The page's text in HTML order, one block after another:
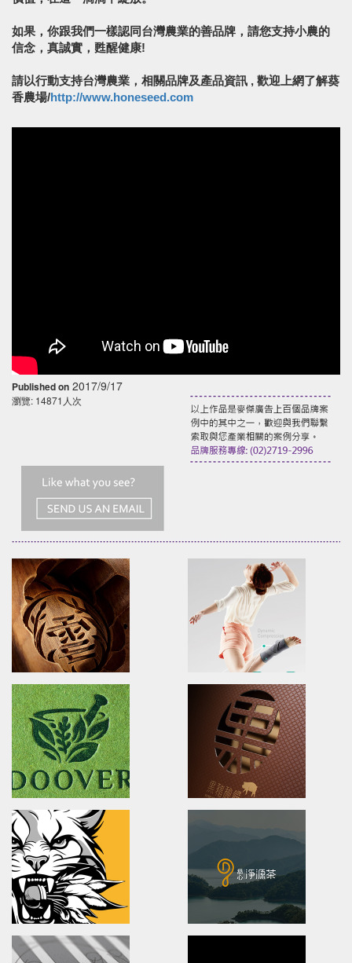
如果，你跟我們一樣認同台灣農業的善品牌，請您支持小農的
信念，真誠實，甦醒健康!
請以行動支持台灣農業，相關品牌及產品資訊 , 歡迎上網了解葵
香農場/http://www.honeseed.com
Published on 2017/9/17
瀏覽: 14871人次
XueHuaZhai
brand identity/logo design/packaging
雪花齋豐原餅舖/品牌形象識別/包裝設計
OPPO MEDICAL
Advertising/Poster Design/
歐柏醫療/全球主視覺/產品策略/海
DOOVER